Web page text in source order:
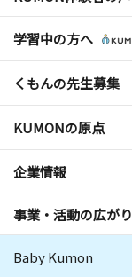
学習中の方へ
くもんの先生募集
KUMONの原点
企業情報
事業・活動の広がり
Baby Kumon